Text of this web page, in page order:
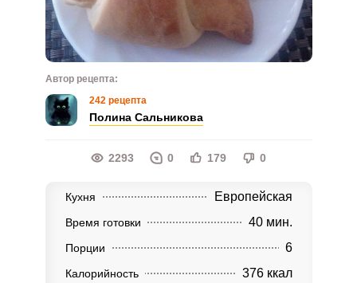
Автор рецепта:
242 рецепта
Полина Сальникова
2293 0 179 0
Кухня Европейская
Время готовки 40 мин.
Порции 6
Калорийность 376 ккал